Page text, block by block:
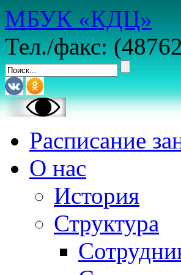
МБУК «КДЦ»
Тел./факс:
Расписание
О нас
История
Структура